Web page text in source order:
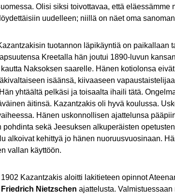
Olisi siksi toivottavaa, että
uudelleen; niillä on näet oma
tuotannon läpikäyntiä on paikallaan
Kreetalla hän joutui 1890-luvun
Naksoksen saarelle. Hänen kotiolonsa
isäänsä, kiivaaseen
yhtäältä pelkäsi ja toisaalta ihaili tätä.
äitinsä. Kazantzakis oli hyvä koulussa.
Hänen uskonnollisen ajattelunsa
pohdinta sekä Jeesuksen alkuperäisten
alkoivat kehittyä jo hänen nuoruusvuosinaan.
vallan käyttöön.
Kazantzakis aloitti lakitieteen opinnot
Friedrich Nietzschen ajattelusta.